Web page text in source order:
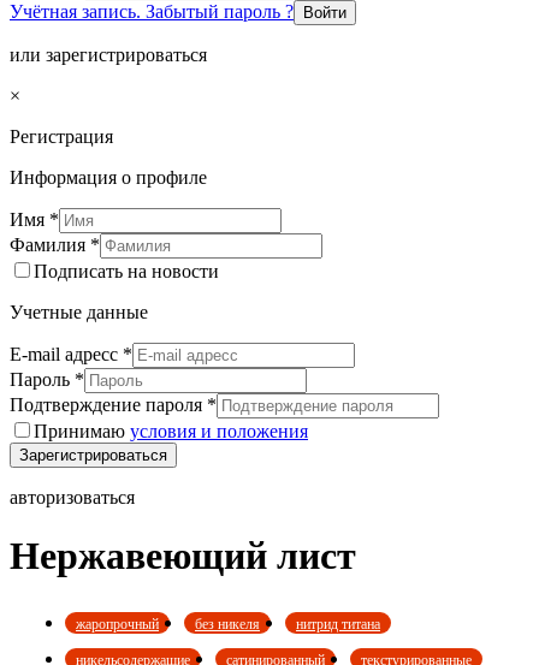
Учётная запись. Забытый пароль ?
Войти
или зарегистрироваться
×
Регистрация
Информация о профиле
Имя *
Фамилия *
Подписать на новости
Учетные данные
E-mail адресс *
Пароль *
Подтверждение пароля *
Принимаю условия и положения
Зарегистрироваться
авторизоваться
Нержавеющий лист
жаропрочный без никеля нитрид титана
никельсодержащие сатинированный текстурированные